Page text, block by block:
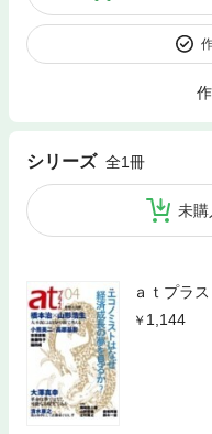
シリーズ 全1冊
未購
ａｔプラ
1,144